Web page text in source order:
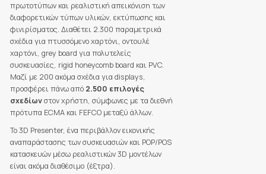
πρωτοτύπων και ρεαλιστική απεικόνιση των
διαφορετικών τύπων υλικών, εκτύπωσης και
φινιρίσματος. Διαθέτει 2.300 παραμετρικά
σχέδια για πτυσσόμενο χαρτόνι, οντουλέ
χαρτόνι, grey board για πολυτελείς
συσκευασίες, rigid honeycomb board και PVC.
Μαζί με 200 ακόμα σχέδια για displays,
προσφέρει πάνω από 2.500 επιλογές
σχεδίωνστον χρήστη, σύμφωνες με τα διεθνή
πρότυπα ECMA και FEFCO μεταξύ άλλων.
Το 3D Presenter, ένα περιβάλλον εικονικής
αναπαράστασης των συσκευασιών και POP/POS
κατασκευών μέσω ρεαλιστικών 3D μοντέλων
είναι ακόμα διαθέσιμο (έξτρα).